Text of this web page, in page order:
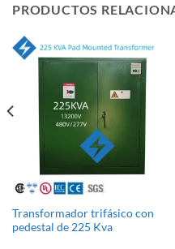
PRODUCTOS
Transformador trifásico con
pedestal de 225 Kva